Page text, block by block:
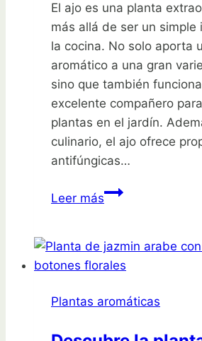
la
casa
El ajo es una planta
más allá de ser un simple
la cocina. No solo aporta
aromático a una gran
sino que también
excelente compañero
plantas en el jardín.
culinario, el ajo ofrece
antifúngicas…
Leer másDescubre
compañeras
del
que
Plantas aromáticas